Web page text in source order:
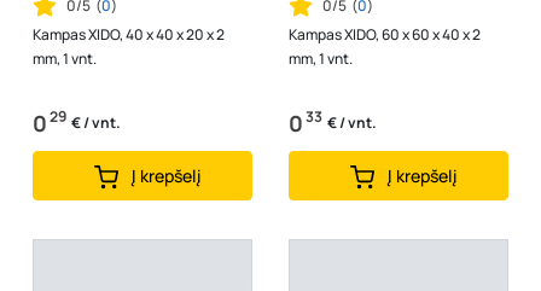
0/5 (0)
Kampas XIDO, 40 x 40 x 20 x 2
mm, 1 vnt.
029 € / vnt.
Į krepšelį
0/5 (0)
Kampas XIDO, 60 x 60 x 40 x 2
mm, 1 vnt.
033 € / vnt.
Į krepšelį